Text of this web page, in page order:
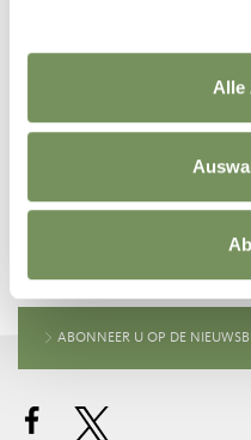
Alle
BLIJF OP DE
Nieuws en informatie
ABONNEER U OP DE